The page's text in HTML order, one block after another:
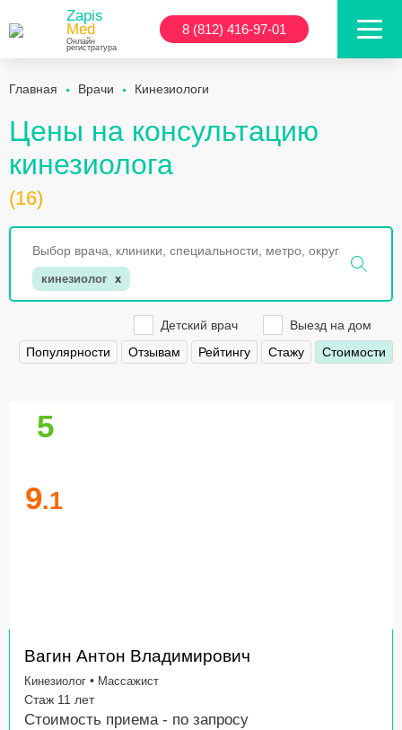
Zapis
Med
Онлайн
регистратура
8 (812) 416-97-01
Главная Врачи Кинезиологи
Цены на консультацию
кинезиолога
(16)
кинезиолог x
Детский врач
Выезд на дом
Популярности
Отзывам Рейтингу Стажу Стоимости
5
9.1
Вагин Антон Владимирович
Кинезиолог • Массажист
Стаж 11 лет
Стоимость приема - по запросу